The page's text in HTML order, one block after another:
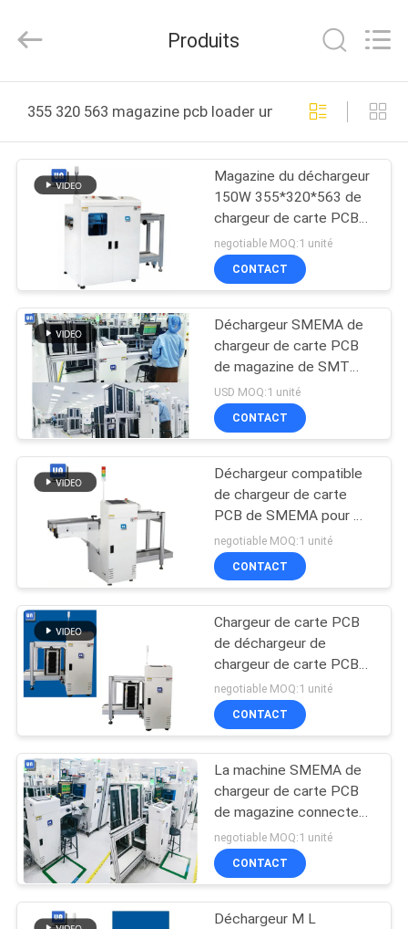
PRODUITS
NOUS
VISITE
D'USINE
CONTRÔLE
QUALITÉ
CONTACTEZ-
NOUS
NOUVELLES
DEMANDEZ
UNE
CITATION
VR
PLAN
2025
UNIQUE
All
Reserved.
Produits
355 320 563 magazine pcb loader unloader fabrication
Magazine du déchargeur
150W 355*320*563 de
chargeur de carte PCB
d'aspiration de vide
negotiable MOQ:1 unité
CONTACT
Déchargeur SMEMA de
chargeur de carte PCB
de magazine de SMT
pour la chaîne de
montage
USD MOQ:1 unité
CONTACT
Déchargeur compatible
de chargeur de carte
PCB de SMEMA pour M
Size Magazine
negotiable MOQ:1 unité
CONTACT
Chargeur de carte PCB
de déchargeur de
chargeur de carte PCB
de SMT de contrôle de
PLC dans la chaîne de
production
negotiable MOQ:1 unité
CONTACT
La machine SMEMA de
chargeur de carte PCB
de magazine connectent
l'équipement de machine
de SMT
negotiable MOQ:1 unité
CONTACT
Déchargeur M L